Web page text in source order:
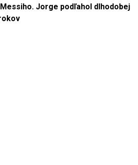
Jorge podľahol dlhodobej